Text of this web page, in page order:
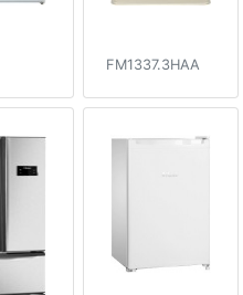
FM1337.3HAA